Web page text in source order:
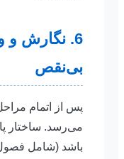
6. نگارش و
بی‌نقص
پس از اتمام
می‌رسد. ساختار
باشد (شامل